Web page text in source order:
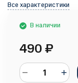
Все характеристики
В наличии
490₽